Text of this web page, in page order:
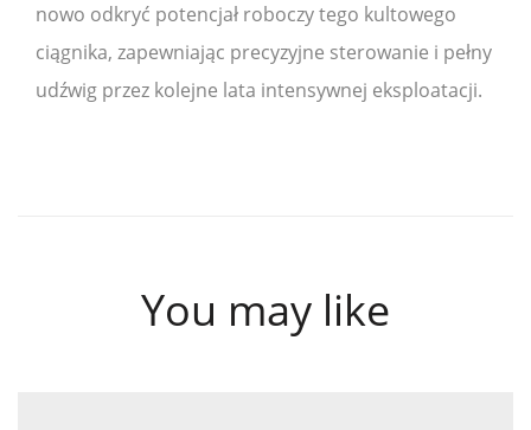
nowo odkryć potencjał roboczy tego kultowego
ciągnika, zapewniając precyzyjne sterowanie i pełny
udźwig przez kolejne lata intensywnej eksploatacji.
You may like